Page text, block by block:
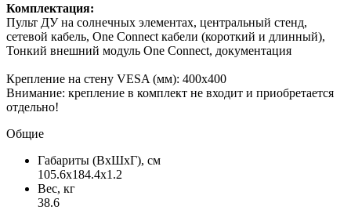
Комплектация:
Пульт ДУ на солнечных элементах, центральный стенд,
сетевой кабель, One Connect кабели (короткий и длинный),
Тонкий внешний модуль One Connect, документация
Крепление на стену VESA (мм): 400x400
Внимание: крепление в комплект не входит и приобретается
отдельно!
Общие
Габариты (ВxШxГ), см
105.6x184.4x1.2
Вес, кг
38.6